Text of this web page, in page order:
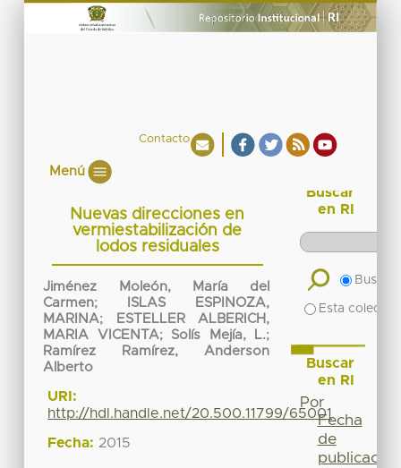
Contacto
Menú
Nuevas direcciones en
vermiestabilización de
lodos residuales
Jiménez Moleón, María del
Carmen;
ISLAS ESPINOZA,
MARINA;
ESTELLER ALBERICH,
MARIA VICENTA; Solís Mejía, L.;
Ramírez Ramírez, Anderson
Alberto
URI:
http://hdl.handle.net/20.500.11799/65001
Fecha: 2015
Buscar
en RI
Buscar
Esta
Buscar
en RI
Por
Fecha
de
publicación